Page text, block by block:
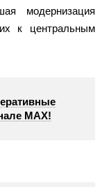
модернизация
к центральным
МАХ!